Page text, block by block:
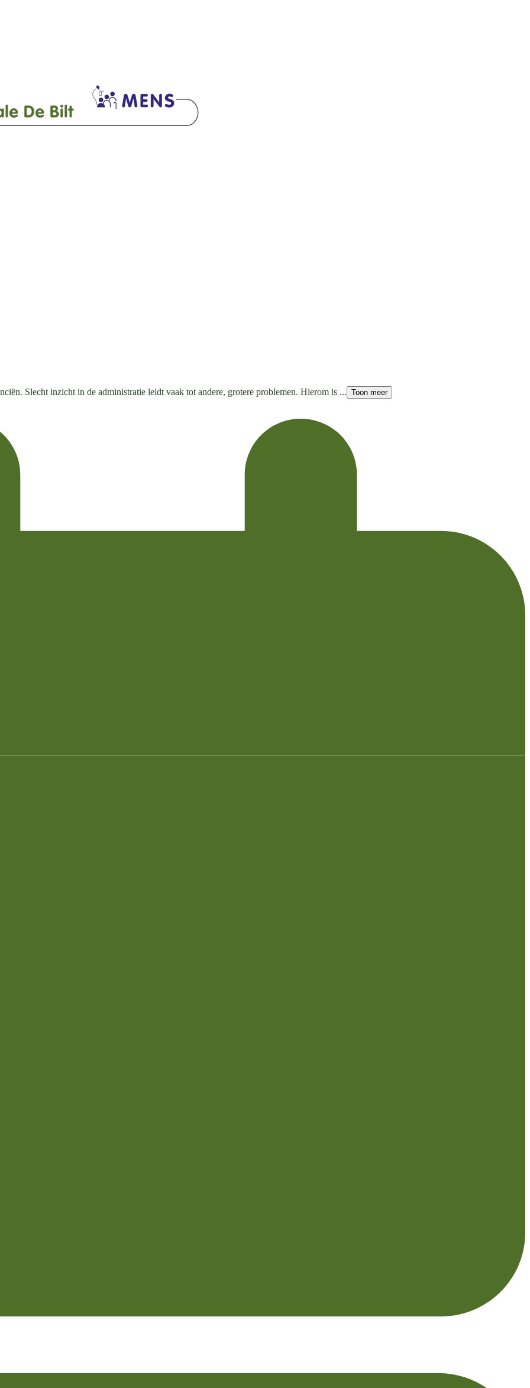
Slecht inzicht in de administratie leidt vaak tot andere, grotere problemen. Hierom is ... Toon meer